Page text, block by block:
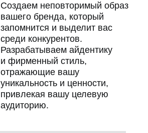
Создаем неповторимый образ
вашего бренда, который
запомнится и выделит вас
среди конкурентов.
Разрабатываем айдентику
и фирменный стиль,
отражающие вашу
уникальность и ценности,
привлекая вашу целевую
аудиторию.